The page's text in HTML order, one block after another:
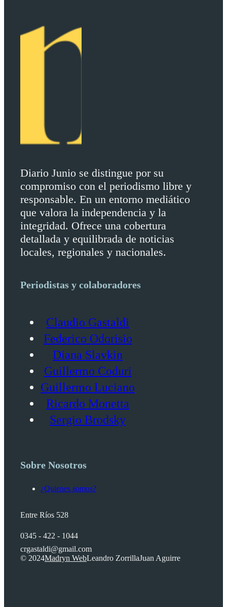
Diario Junio se distingue por su
compromiso con el periodismo libre y
responsable. En un entorno mediático
que valora la independencia y la
integridad. Ofrece una cobertura
detallada y equilibrada de noticias
locales, regionales y nacionales.
Periodistas y colaboradores
Claudio Gastaldi
Federico Odorisio
Diana Slavkin
Guillermo Coduri
Guillermo Luciano
Ricardo Monetta
Sergio Brodsky
Sobre Nosotros
¿Quienes somos?
Entre Ríos 528
0345 - 422 - 1044
crgastaldi@gmail.com
© 2024Madryn WebLeandro ZorrillaJuan Aguirre